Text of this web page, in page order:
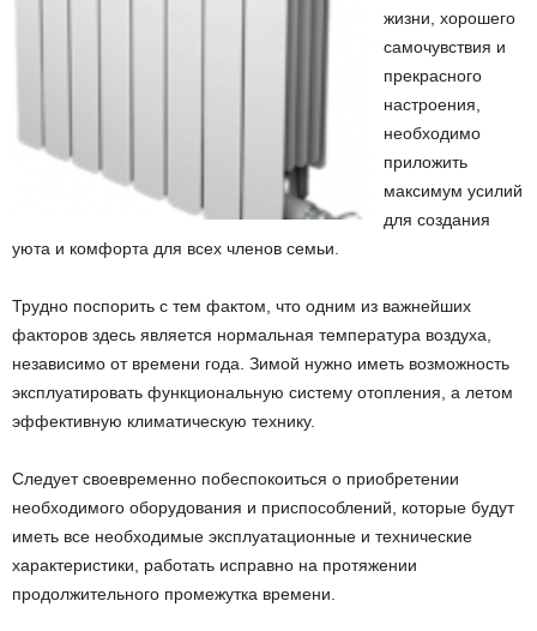
жизни, хорошего
самочувствия и
прекрасного
настроения,
необходимо
приложить
максимум усилий
для создания
уюта и комфорта для всех членов семьи.
Трудно поспорить с тем фактом, что одним из важнейших
факторов здесь является нормальная температура воздуха,
независимо от времени года. Зимой нужно иметь возможность
эксплуатировать функциональную систему отопления, а летом
эффективную климатическую технику.
Следует своевременно побеспокоиться о приобретении
необходимого оборудования и приспособлений, которые будут
иметь все необходимые эксплуатационные и технические
характеристики, работать исправно на протяжении
продолжительного промежутка времени.